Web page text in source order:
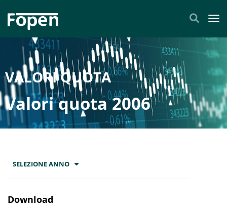
VALORI QUOTA
Valori quota 2006
SELEZIONE ANNO
Download